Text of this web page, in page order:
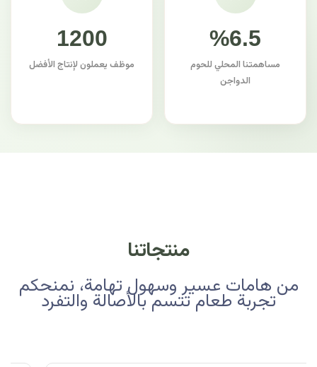
%6.5
مساهمتنا المحلي للحوم
الدواجن
1200
موظف يعملون لإنتاج الأفضل
منتجاتنا
من هامات عسير وسهول تهامة، نمنحكم
تجربة طعام تتسم بالأصالة والتفرد